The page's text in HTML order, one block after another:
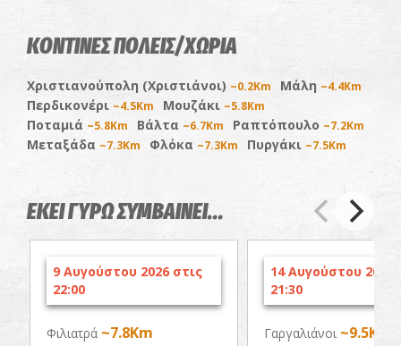
ΚΟΝΤΙΝΕΣ ΠΟΛΕΙΣ/ΧΩΡΙΑ
Χριστιανούπολη (Χριστιάνοι) ~0.2Km Μάλη ~4.4Km
Περδικονέρι ~4.5Km Μουζάκι ~5.8Km
Ποταμιά ~5.8Km Βάλτα ~6.7Km Ραπτόπουλο ~7.2Km
Μεταξάδα ~7.3Km Φλόκα ~7.3Km Πυργάκι ~7.5Km
ΕΚΕΙ ΓΥΡΩ ΣΥΜΒΑΙΝΕΙ...
9 Αυγούστου 2026 στις
22:00
Φιλιατρά ~7.8Km
14 Αυγούστου 2026
21:30
Γαργαλιάνοι ~9.5Km